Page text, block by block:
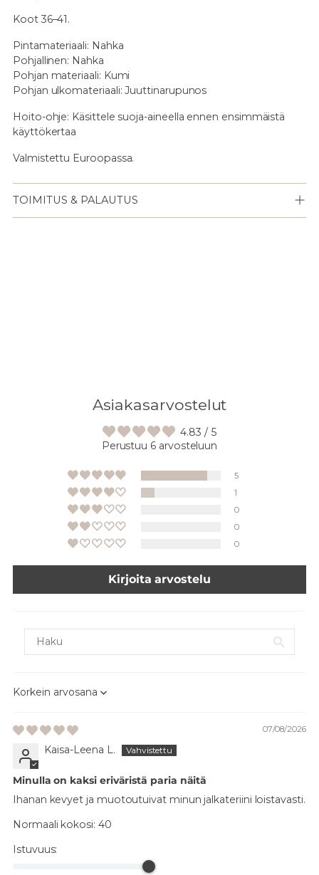
Koot 36–41.
Pintamateriaali: Nahka
Pohjallinen: Nahka
Pohjan materiaali: Kumi
Pohjan ulkomateriaali: Juuttinarupunos
Hoito-ohje: Käsittele suoja-aineella ennen ensimmäistä
käyttökertaa
Valmistettu Euroopassa.
TOIMITUS & PALAUTUS
Asiakasarvostelut
4.83 / 5
Perustuu 6 arvosteluun
5
1
0
0
0
Kirjoita arvostelu
Sort by
07/08/2026
Kaisa-Leena L.
Minulla on kaksi eriväristä paria näitä
Ihanan kevyet ja muotoutuivat minun jalkateriini loistavasti.
Normaali kokosi: 40
Istuvuus: